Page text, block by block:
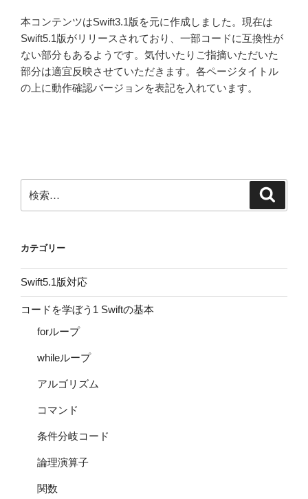
本コンテンツはSwift3.1版を元に作成しました。現在は
Swift5.1版がリリースされており、一部コードに互換性が
ない部分もあるようです。気付いたりご指摘いただいた
部分は適宜反映させていただきます。各ページタイトル
の上に動作確認バージョンを表記を入れています。
索:
カテゴリー
Swift5.1版対応
コードを学ぼう1 Swiftの基本
forループ
whileループ
アルゴリズム
コマンド
条件分岐コード
論理演算子
関数